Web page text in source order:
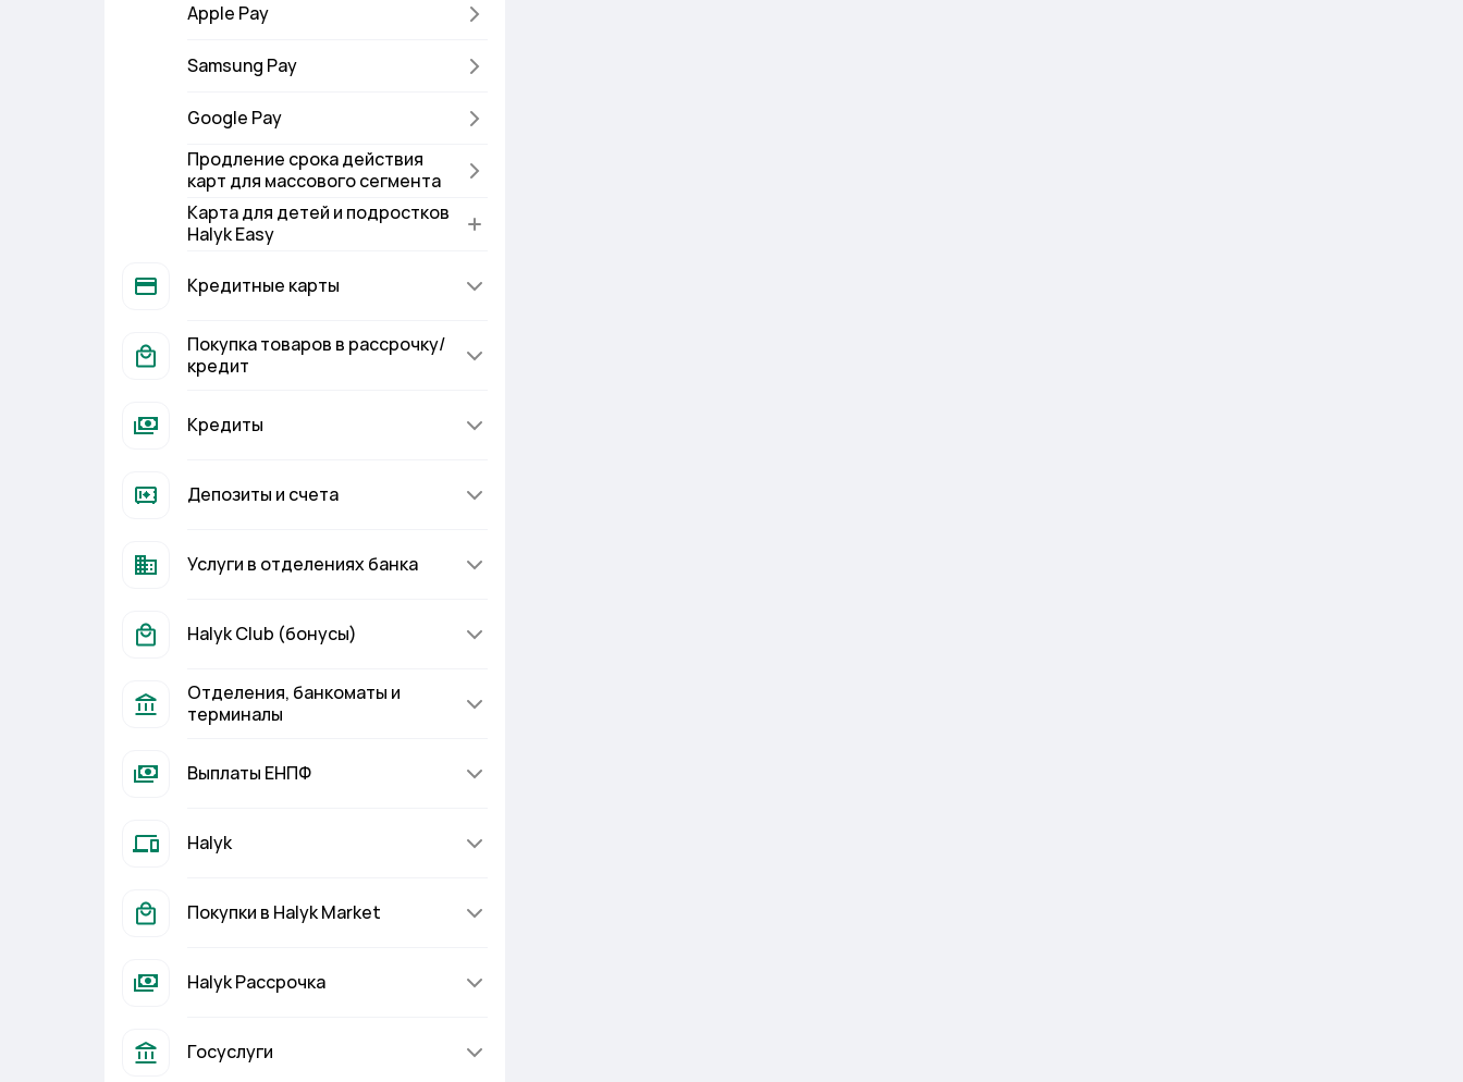
Apple Pay
Samsung Pay
Google Pay
Продление срока действия
карт для массового сегмента
Карта для детей и подростков
Halyk Easy
Кредитные карты
Покупка товаров в рассрочку/
кредит
Кредиты
Депозиты и счета
Услуги в отделениях банка
Halyk Club (бонусы)
Отделения, банкоматы и
терминалы
Выплаты ЕНПФ
Halyk
Покупки в Halyk Market
Halyk Рассрочка
Госуслуги